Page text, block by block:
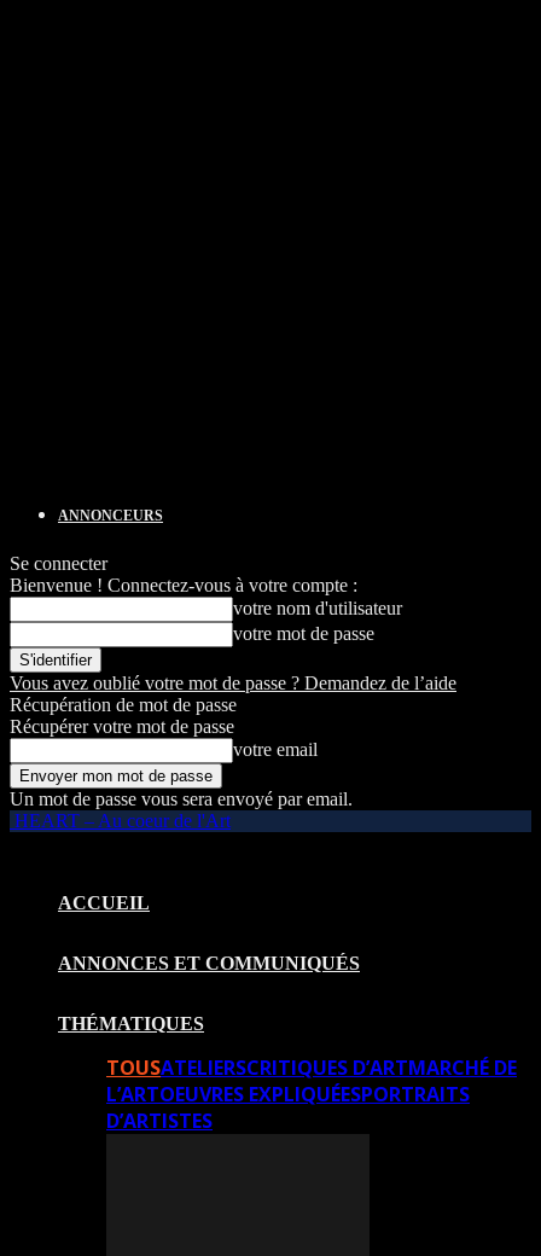
ANNONCEURS
Se connecter
Bienvenue ! Connectez-vous à votre compte :
votre nom d'utilisateur
votre mot de passe
Vous avez oublié votre mot de passe ? Demandez de l’aide
Récupération de mot de passe
Récupérer votre mot de passe
votre email
Un mot de passe vous sera envoyé par email.
HEART – Au coeur de l'Art
ACCUEIL
ANNONCES ET COMMUNIQUÉS
THÉMATIQUES
TOUSATELIERSCRITIQUES D’ARTMARCHÉ DE
L’ARTOEUVRES EXPLIQUÉESPORTRAITS
D’ARTISTES